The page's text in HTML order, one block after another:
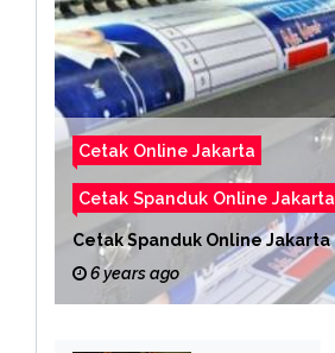
Cetak Online Jakarta
Cetak Spanduk Online Jakarta
Cetak Spanduk Online Jakarta
6 years ago